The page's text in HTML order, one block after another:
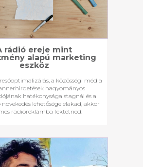
rádió ereje mint
alapú marketing
eszköz
a közösségi média
hagyományos
hatékonysága stagnál és a
lehetősége elakad, akkor
rádióreklámba fektetned.